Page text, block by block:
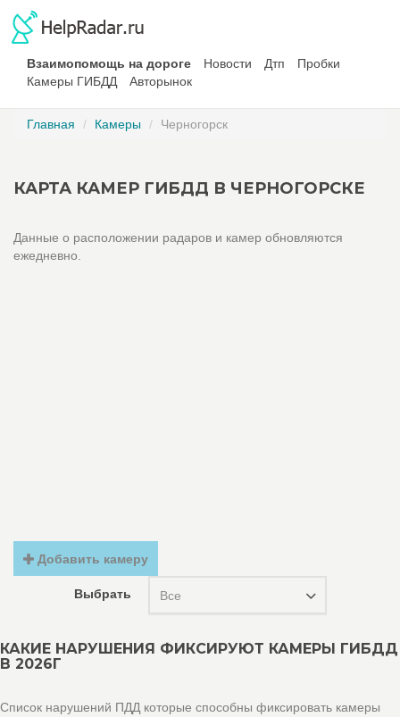
Взаимопомощь на дороге Новости Дтп
Пробки
Камеры ГИБДД
Авторынок
Главная Камеры Черногорск
КАРТА КАМЕР ГИБДД В ЧЕРНОГОРСКЕ
Данные о расположении радаров и камер обновляются
ежедневно.
Добавить камеру
Выбрать Все
КАКИЕ НАРУШЕНИЯ ФИКСИРУЮТ КАМЕРЫ ГИБДД
В 2026Г
Список нарушений ПДД которые способны фиксировать камеры